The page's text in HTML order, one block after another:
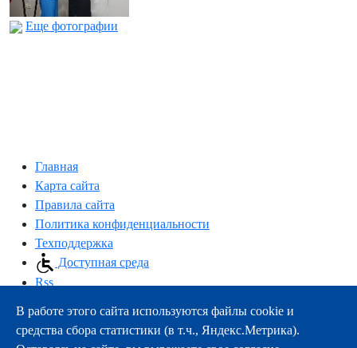
Еще фотографии
Главная
Карта сайта
Правила сайта
Политика конфиденциальности
Техподдержка
Доступная среда
Rss
163000, г.Архангельск, пр-т Троицкий, 51
тел.:+7 (8182) 21-11-63
В работе этого сайта используются файлы cookie и
средства сбора статистики (в т.ч., Яндекс.Метрика).